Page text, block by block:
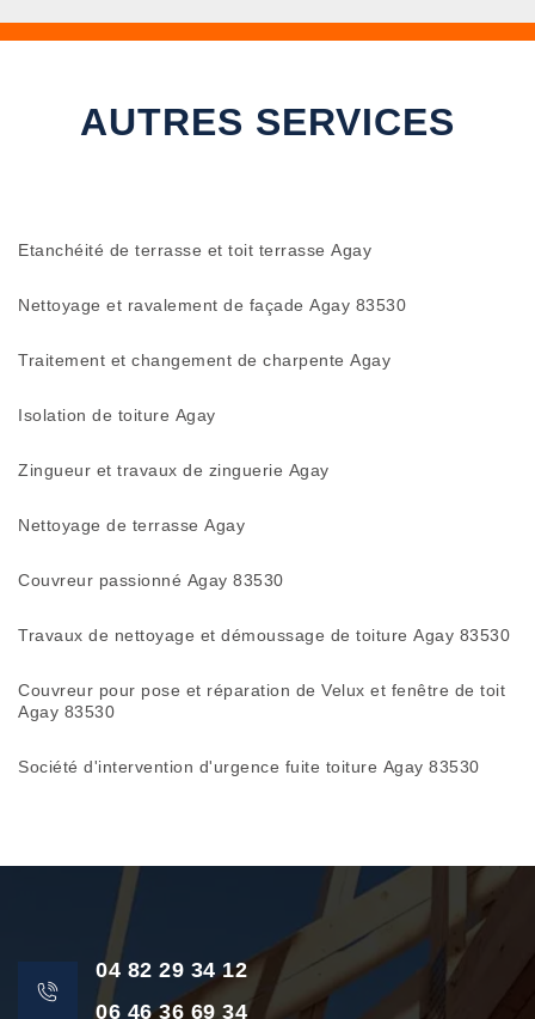
AUTRES SERVICES
Etanchéité de terrasse et toit terrasse Agay
Nettoyage et ravalement de façade Agay 83530
Traitement et changement de charpente Agay
Isolation de toiture Agay
Zingueur et travaux de zinguerie Agay
Nettoyage de terrasse Agay
Couvreur passionné Agay 83530
Travaux de nettoyage et démoussage de toiture Agay 83530
Couvreur pour pose et réparation de Velux et fenêtre de toit
Agay 83530
Société d'intervention d'urgence fuite toiture Agay 83530
04 82 29 34 12
06 46 36 69 34